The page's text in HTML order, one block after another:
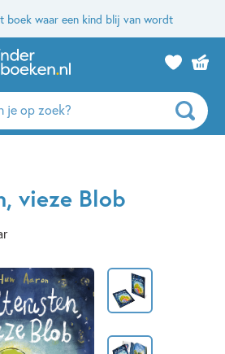
boek waar een kind blij van wordt
vieze Blob